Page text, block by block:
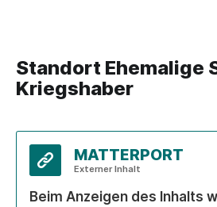
Standort Ehemalige
Kriegshaber
MATTERPORT
Externer Inhalt
Beim Anzeigen des Inhalts